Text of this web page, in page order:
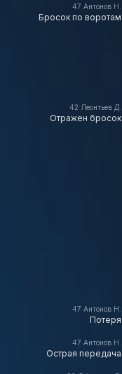
47 Антонов Н.
Бросок по воротам
42 Леонтьев Д.
Отражен бросок
47 Антонов Н.
Потеря
47 Антонов Н.
Острая передача